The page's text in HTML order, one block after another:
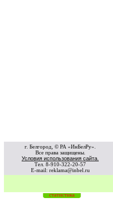
г. Белгород, © РА «ИнБелРу».
Все права защищены.
Условия использования сайта.
Тел. 8-910-322-20-57
E-mail: reklama@inbel.ru
статистика